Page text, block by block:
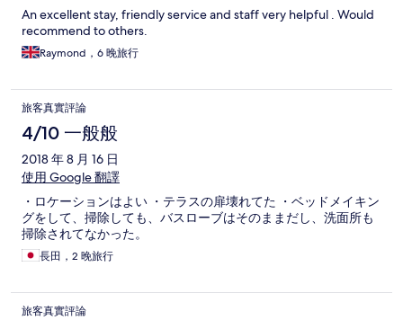
An excellent stay, friendly service and staff very helpful . Would
recommend to others.
Raymond，6 晚旅行
旅客真實評論
4/10 一般般
2018 年 8 月 16 日
使用 Google 翻譯
・ロケーションはよい ・テラスの扉壊れてた ・ベッドメイキン
グをして、掃除しても、バスローブはそのままだし、洗面所も
掃除されてなかった。
長田，2 晚旅行
旅客真實評論